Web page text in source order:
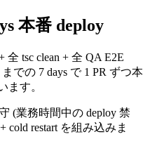
本番 deploy
全 tsc clean + 全 QA E2E
での 7 days で 1 PR ずつ本
ます。
(業務時間中の deploy 禁
cold restart を組み込みま